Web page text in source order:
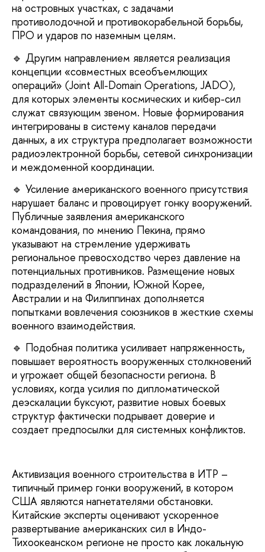
на островных участках, с задачами
противолодочной и противокорабельной борьбы,
ПРО и ударов по наземным целям.
🔹 Другим направлением является реализация
концепции «совместных всеобъемлющих
операций» (Joint All-Domain Operations, JADO),
для которых элементы космических и кибер-сил
служат связующим звеном. Новые формирования
интегрированы в систему каналов передачи
данных, а их структура предполагает возможности
радиоэлектронной борьбы, сетевой синхронизации
и междоменной координации.
🔹 Усиление американского военного присутствия
нарушает баланс и провоцирует гонку вооружений.
Публичные заявления американского
командования, по мнению Пекина, прямо
указывают на стремление удерживать
региональное превосходство через давление на
потенциальных противников. Размещение новых
подразделений в Японии, Южной Корее,
Австралии и на Филиппинах дополняется
попытками вовлечения союзников в жесткие схемы
военного взаимодействия.
🔹 Подобная политика усиливает напряженность,
повышает вероятность вооруженных столкновений
и угрожает общей безопасности региона. В
условиях, когда усилия по дипломатической
деэскалации буксуют, развитие новых боевых
структур фактически подрывает доверие и
создает предпосылки для системных конфликтов.
Активизация военного строительства в ИТР –
типичный пример гонки вооружений, в котором
США являются нагнетателями обстановки.
Китайские эксперты оценивают ускоренное
развертывание американских сил в Индо-
Тихоокеанском регионе не просто как локальную